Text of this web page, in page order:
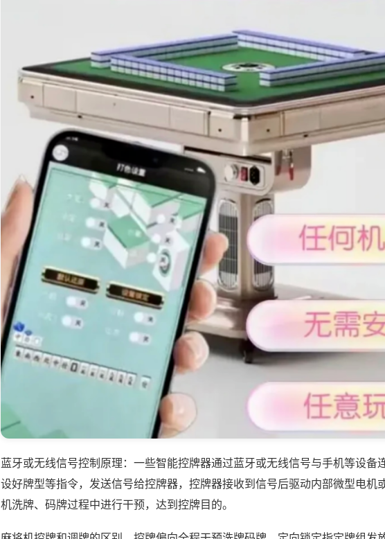
蓝牙或无线信号控制原理：一些智能控牌器通过蓝牙或无线信号与手机等设备
设好牌型等指令，发送信号给控牌器，控牌器接收到信号后驱动内部微型电机
机洗牌、码牌过程中进行干预，达到控牌目的。